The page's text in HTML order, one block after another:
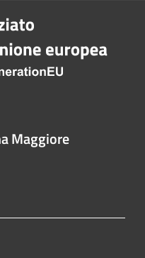
Maggiore